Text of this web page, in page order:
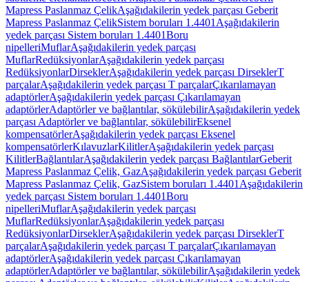
Mapress Paslanmaz ÇelikAşağıdakilerin yedek parçası Geberit
Mapress Paslanmaz ÇelikSistem boruları 1.4401 Aşağıdakilerin
yedek parçası Sistem boruları 1.4401Boru
nipelleriMuflarAşağıdakilerin yedek parçası
MuflarRedüksiyonlarAşağıdakilerin yedek parçası
RedüksiyonlarDirseklerAşağıdakilerin yedek parçası DirseklerT
parçalarAşağıdakilerin yedek parçası T parçalarÇıkarılamayan
adaptörlerAşağıdakilerin yedek parçası Çıkarılamayan
adaptörlerAdaptörler ve bağlantılar, sökülebilirAşağıdakilerin yedek
parçası Adaptörler ve bağlantılar, sökülebilirEksenel
kompensatörlerAşağıdakilerin yedek parçası Eksenel
kompensatörlerKılavuzlarKilitlerAşağıdakilerin yedek parçası
KilitlerBağlantılarAşağıdakilerin yedek parçası BağlantılarGeberit
Mapress Paslanmaz Çelik, GazAşağıdakilerin yedek parçası Geberit
Mapress Paslanmaz Çelik, GazSistem boruları 1.4401 Aşağıdakilerin
yedek parçası Sistem boruları 1.4401Boru
nipelleriMuflarAşağıdakilerin yedek parçası
MuflarRedüksiyonlarAşağıdakilerin yedek parçası
RedüksiyonlarDirseklerAşağıdakilerin yedek parçası DirseklerT
parçalarAşağıdakilerin yedek parçası T parçalarÇıkarılamayan
adaptörlerAşağıdakilerin yedek parçası Çıkarılamayan
adaptörlerAdaptörler ve bağlantılar, sökülebilirAşağıdakilerin yedek